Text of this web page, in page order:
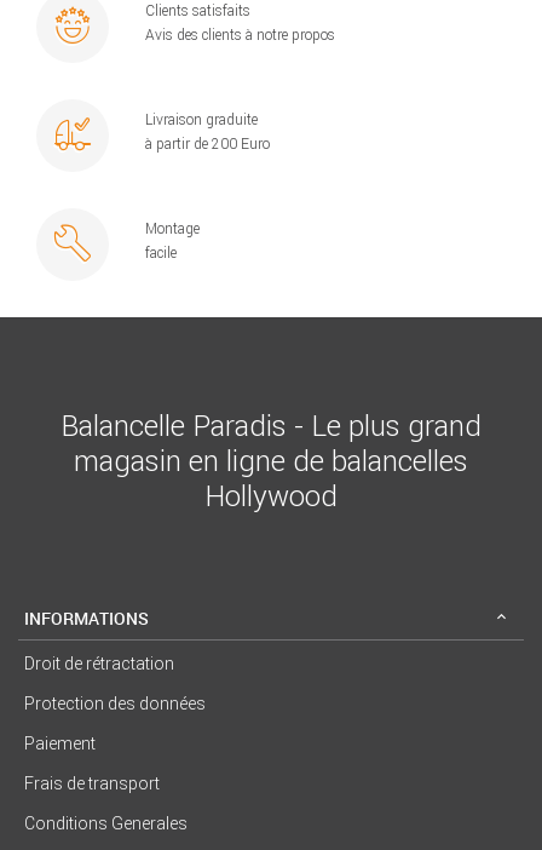
Clients satisfaits
Avis des clients à notre propos
Livraison graduite
à partir de 200 Euro
Montage
facile
Balancelle Paradis - Le plus grand
magasin en ligne de balancelles
Hollywood
INFORMATIONS
Droit de rétractation
Protection des données
Paiement
Frais de transport
Conditions Generales